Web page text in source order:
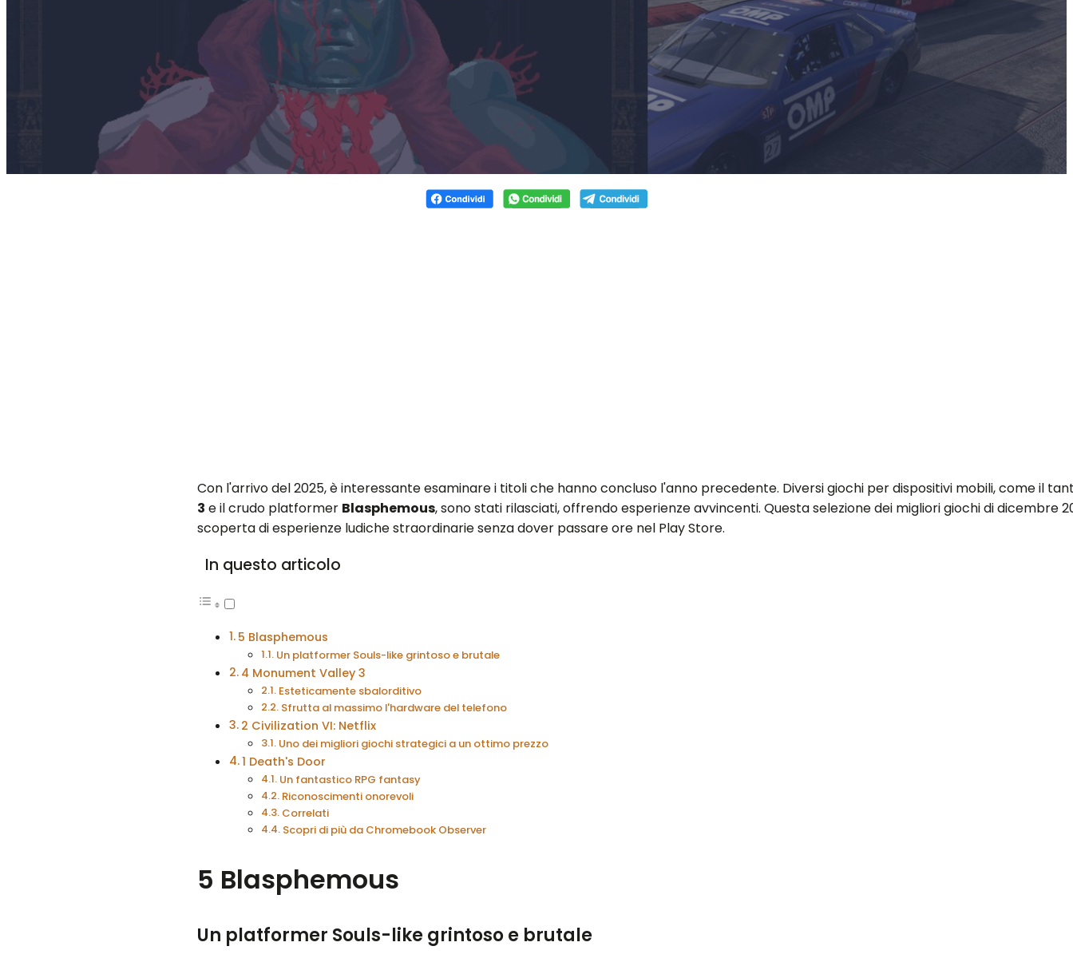
Con l'arrivo del 2025, è interessante esaminare i titoli che hanno concluso l'anno precedente. Diversi giochi per dispositivi mobili, come il
3 e il crudo platformer Blasphemous, sono stati rilasciati, offrendo esperienze avvincenti. Questa selezione dei migliori giochi di dicembre
scoperta di esperienze ludiche straordinarie senza dover passare ore nel Play Store.
In questo articolo
5 Blasphemous
Un platformer Souls-like grintoso e brutale
4 Monument Valley 3
Esteticamente sbalorditivo
Sfrutta al massimo l'hardware del telefono
2 Civilization VI: Netflix
Uno dei migliori giochi strategici a un ottimo prezzo
1 Death's Door
Un fantastico RPG fantasy
Riconoscimenti onorevoli
Correlati
Scopri di più da Chromebook Observer
5 Blasphemous
Un platformer Souls-like grintoso e brutale